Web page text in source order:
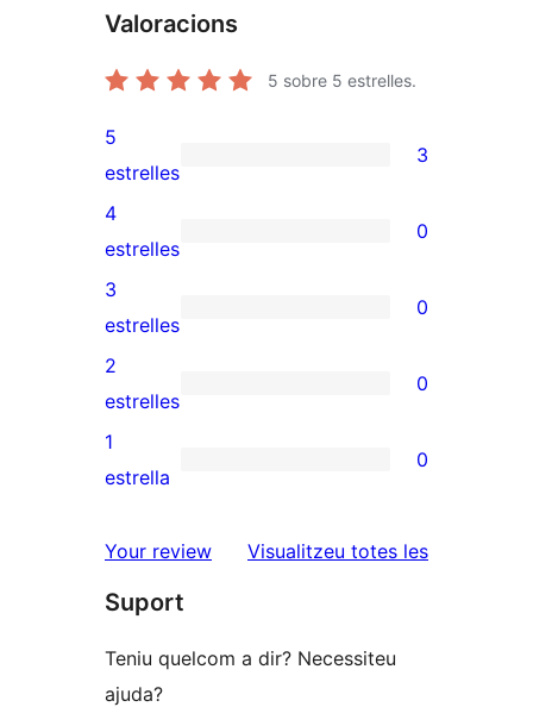
Valoracions
5 sobre 5 estrelles.
3
valoracions
de
5
estrelles
5
estrelles
3
0
valoracions
de
4
estrelles
4
estrelles
0
0
valoracions
de
3
estrelles
3
estrelles
0
0
valoracions
de
estrelles
2
estrelles
0
0
de
estrelles
1
estrella
0
Your review Visualitzeu totes lesressenyes
Suport
Teniu quelcom a dir? Necessiteu
ajuda?